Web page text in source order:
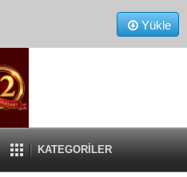
Yükle
KATEGORİLER